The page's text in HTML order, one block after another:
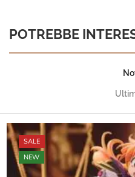
POTREBBE
SALE
NEW